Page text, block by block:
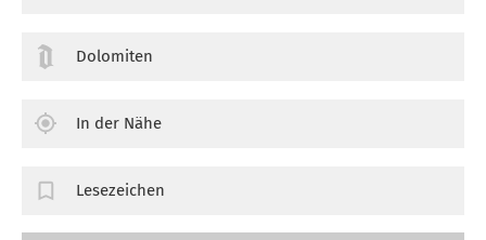
Dolomiten
In der Nähe
Lesezeichen